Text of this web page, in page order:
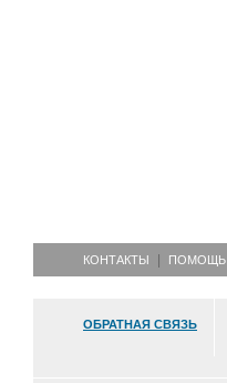
КОНТАКТЫ ПОМОЩЬ
ОБРАТНАЯ СВЯЗЬ